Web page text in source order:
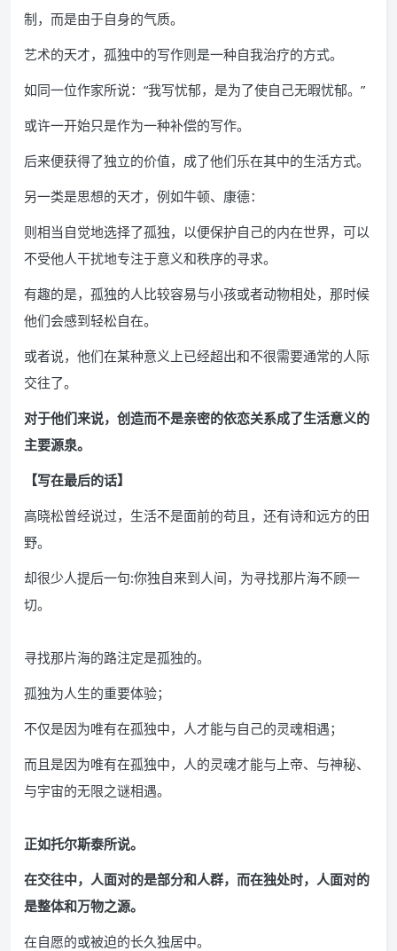
制，而是由于自身的气质。
艺术的天才，孤独中的写作则是一种自我治疗的方式。
如同一位作家所说：“我写忧郁，是为了使自己无暇忧郁。”
或许一开始只是作为一种补偿的写作。
后来便获得了独立的价值，成了他们乐在其中的生活方式。
另一类是思想的天才，例如牛顿、康德：
则相当自觉地选择了孤独，以便保护自己的内在世界，可以
不受他人干扰地专注于意义和秩序的寻求。
有趣的是，孤独的人比较容易与小孩或者动物相处，那时候
他们会感到轻松自在。
或者说，他们在某种意义上已经超出和不很需要通常的人际
交往了。
对于他们来说，创造而不是亲密的依恋关系成了生活意义的
主要源泉。
【写在最后的话】
高晓松曾经说过，生活不是面前的苟且，还有诗和远方的田
野。
却很少人提后一句:你独自来到人间，为寻找那片海不顾一
切。
寻找那片海的路注定是孤独的。
孤独为人生的重要体验；
不仅是因为唯有在孤独中，人才能与自己的灵魂相遇；
而且是因为唯有在孤独中，人的灵魂才能与上帝、与神秘、
与宇宙的无限之谜相遇。
正如托尔斯泰所说。
在交往中，人面对的是部分和人群，而在独处时，人面对的
是整体和万物之源。
在自愿的或被迫的长久独居中。